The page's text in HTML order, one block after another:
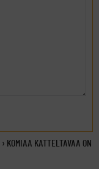
› KOMIAA KATTELTAVAA ON